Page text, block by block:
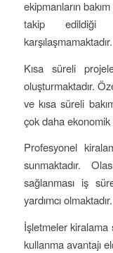
ekipmanların
takip edildiği
karşılaşmamaktadır.
Kısa süreli
oluşturmaktadır.
ve kısa süreli
çok daha ekonomik
Profesyonel
sunmaktadır.
sağlanması iş
yardımcı olmaktadır.
İşletmeler kiralama
kullanma avantajı